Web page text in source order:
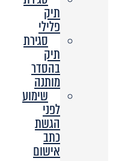
תיק
פלילי
סגירת
תיק
בהסדר
מותנה
שימוע
לפני
הגשת
כתב
אישום